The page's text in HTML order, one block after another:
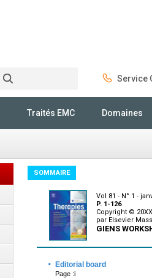
Service
Traités EMC Domaines
SOMMAIRE
Vol 81 - N° 1 -
P. 1-126
Copyright ©
par Elsevier
GIENS
· Editorial board
Page :i